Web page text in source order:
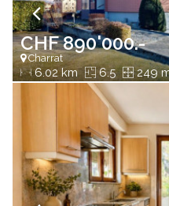
CHF 890'000.-
Charrat
6.02 km 6.5 249